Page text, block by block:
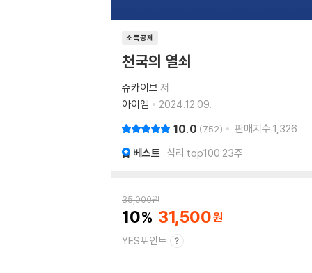
소득공제
천국의 열쇠
슈카이브 저
아이엠
2024.12.09.
10.0 752 판매지수 1,326
베스트 심리 top100 23주
35,000원
10 31,500
YES포인트